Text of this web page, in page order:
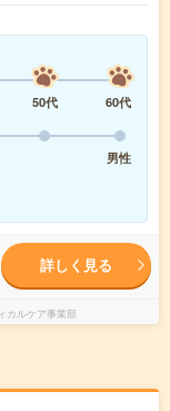
50代
60代
男性
詳しく見る
カルケア事業部